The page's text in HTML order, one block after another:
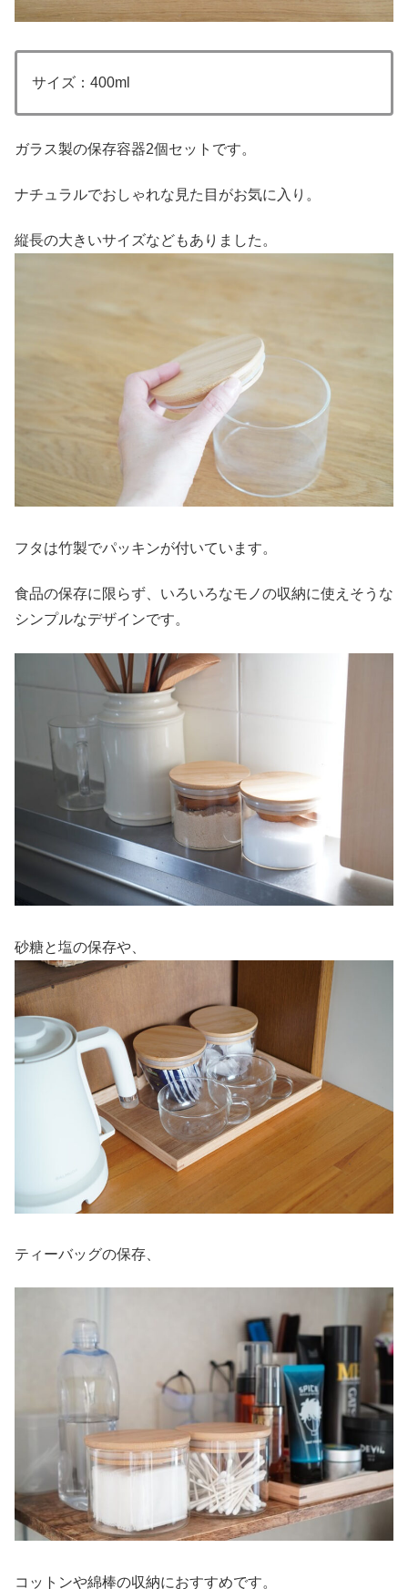
サイズ：400ml
ガラス製の保存容器2個セットです。
ナチュラルでおしゃれな見た目がお気に入り。
縦長の大きいサイズなどもありました。
フタは竹製でパッキンが付いています。
食品の保存に限らず、いろいろなモノの収納に使えそうな
シンプルなデザインです。
砂糖と塩の保存や、
ティーバッグの保存、
コットンや綿棒の収納におすすめです。